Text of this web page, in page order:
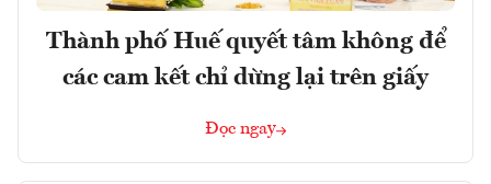
Thành phố Huế quyết tâm không để
các cam kết chỉ dừng lại trên giấy
Đọc ngay